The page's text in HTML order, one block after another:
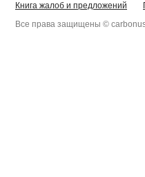
Книга жалоб и предложений
Все права защищены ©